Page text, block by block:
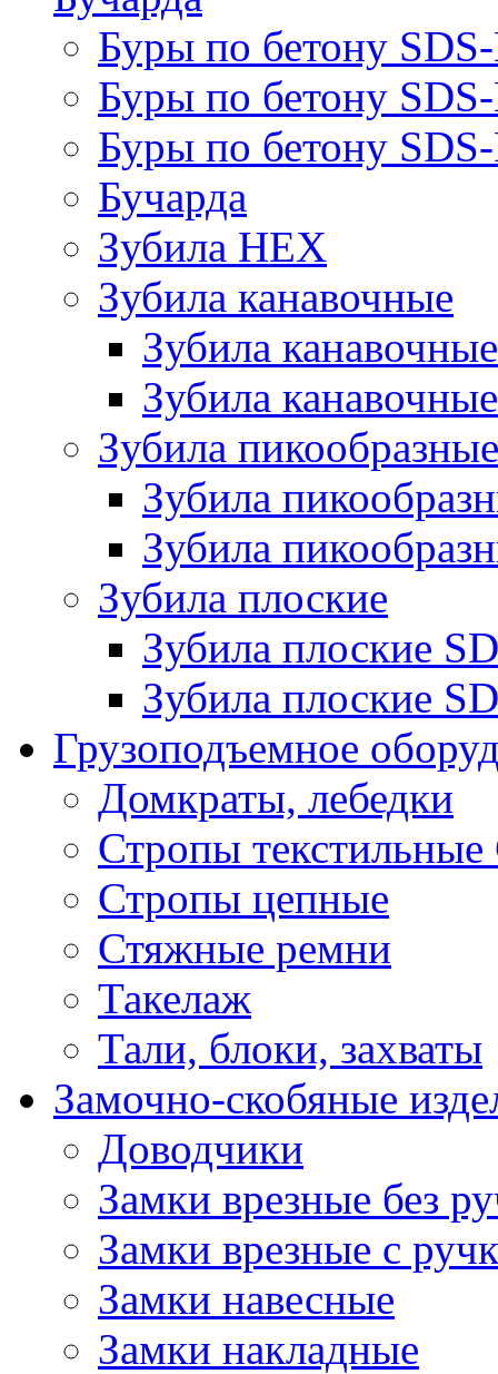
Буры по бетону
Буры по бетону
Буры по бетону
Бучарда
Зубила HEX
Зубила канавочные
Зубила
Зубила
Зубила пикообразные
Зубила
Зубила
Зубила плоские
Зубила плоские
Зубила плоские
Грузоподъемное
Домкраты, лебедки
Стропы
Стропы цепные
Стяжные ремни
Такелаж
Тали, блоки, захваты
Замочно-скобяные
Доводчики
Замки врезные без
Замки врезные с
Замки навесные
Замки накладные